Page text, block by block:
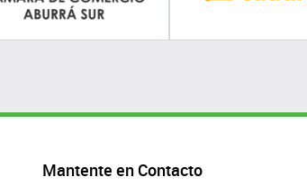
Mantente en Contacto